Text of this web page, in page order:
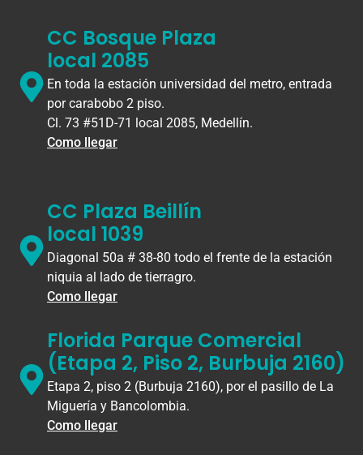
CC Bosque Plaza
local 2085
En toda la estación universidad del metro, entrada
por carabobo 2 piso.
Cl. 73 #51D-71 local 2085, Medellín.
Como llegar
CC Plaza Beillín
local 1039
Diagonal 50a # 38-80 todo el frente de la estación
niquia al lado de tierragro.
Como llegar
Florida Parque Comercial
(Etapa 2, Piso 2, Burbuja 2160)
Etapa 2, piso 2 (Burbuja 2160), por el pasillo de La
Miguería y Bancolombia.
Como llegar